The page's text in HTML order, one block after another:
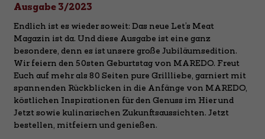
Ausgabe 3/2023
Endlich ist es wieder soweit: Das neue Let’s Meat
Magazin ist da. Und diese Ausgabe ist eine ganz
besondere, denn es ist unsere große Jubiläumsedition.
Wir feiern den 50sten Geburtstag von MAREDO. Freut
Euch auf mehr als 80 Seiten pure Grillliebe, garniert mit
spannenden Rückblicken in die Anfänge von MAREDO,
köstlichen Inspirationen für den Genuss im Hier und
Jetzt sowie kulinarischen Zukunftsaussichten. Jetzt
bestellen, mitfeiern und genießen.